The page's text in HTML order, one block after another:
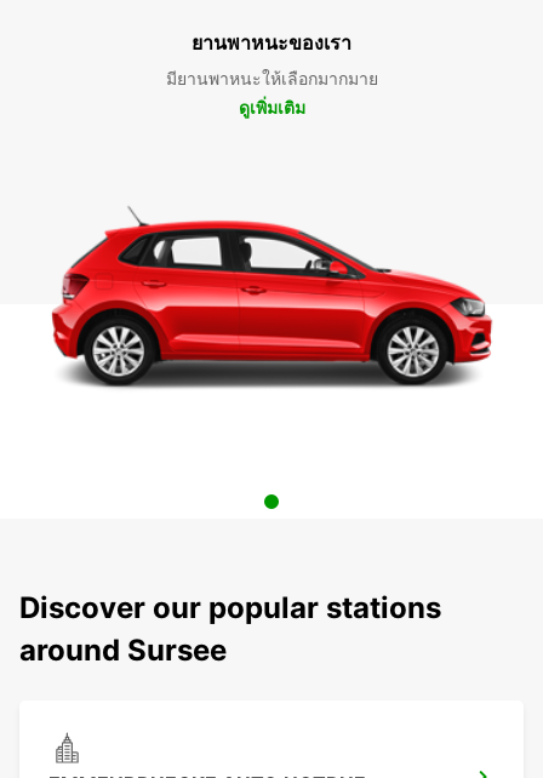
ยานพาหนะของเรา
มียานพาหนะให้เลือกมากมาย
ดูเพิ่มเติม
Discover our popular stations
around Sursee